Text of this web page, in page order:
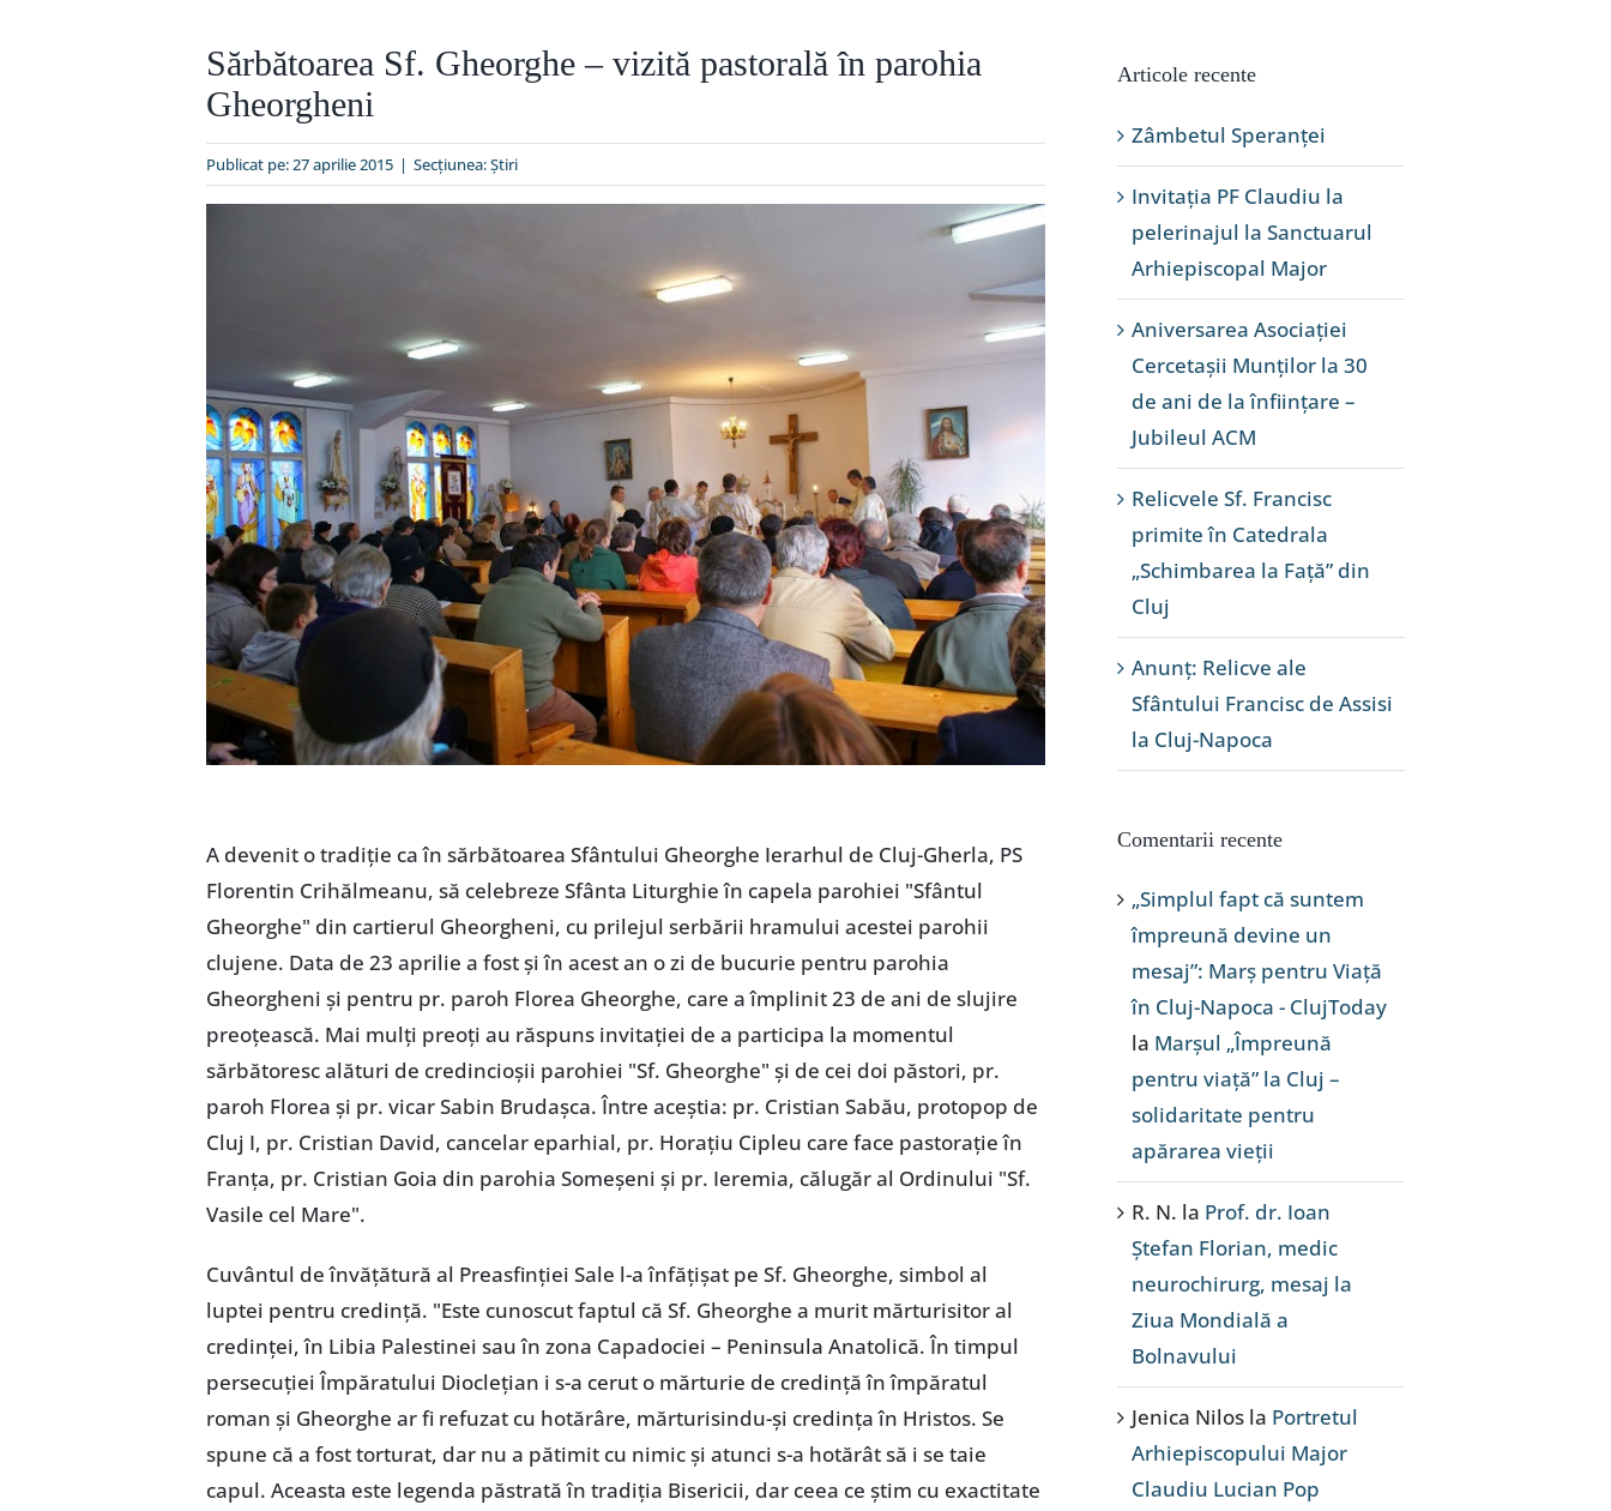
Sărbătoarea Sf. Gheorghe – vizită pastorală în parohia
Gheorgheni
Publicat pe: 27 aprilie 2015 | Secțiunea:Ştiri
A devenit o tradiţie ca în sărbătoarea Sfântului Gheorghe Ierarhul de Cluj-Gherla, PS
Florentin Crihălmeanu, să celebreze Sfânta Liturghie în capela parohiei "Sfântul
Gheorghe" din cartierul Gheorgheni, cu prilejul serbării hramului acestei parohii
clujene. Data de 23 aprilie a fost şi în acest an o zi de bucurie pentru parohia
Gheorgheni şi pentru pr. paroh Florea Gheorghe, care a împlinit 23 de ani de slujire
preoţească. Mai mulţi preoţi au răspuns invitaţiei de a participa la momentul
sărbătoresc alături de credincioşii parohiei "Sf. Gheorghe" şi de cei doi păstori, pr.
paroh Florea şi pr. vicar Sabin Brudaşca. Între aceştia: pr. Cristian Sabău, protopop de
Cluj I, pr. Cristian David, cancelar eparhial, pr. Horaţiu Cipleu care face pastoraţie în
Franţa, pr. Cristian Goia din parohia Someşeni şi pr. Ieremia, călugăr al Ordinului "Sf.
Vasile cel Mare".
Cuvântul de învăţătură al Preasfinţiei Sale l-a înfăţişat pe Sf. Gheorghe, simbol al
luptei pentru credinţă. "Este cunoscut faptul că Sf. Gheorghe a murit mărturisitor al
credinţei, în Libia Palestinei sau în zona Capadociei – Peninsula Anatolică. În timpul
persecuţiei Împăratului Diocleţian i s-a cerut o mărturie de credinţă în împăratul
roman şi Gheorghe ar fi refuzat cu hotărâre, mărturisindu-şi credinţa în Hristos. Se
spune că a fost torturat, dar nu a pătimit cu nimic şi atunci s-a hotărât să i se taie
capul. Aceasta este legenda păstrată în tradiţia Bisericii, dar ceea ce ştim cu exactitate
Articole recente
Zâmbetul Speranței
Invitația PF Claudiu la
pelerinajul la Sanctuarul
Arhiepiscopal Major
Aniversarea Asociației
Cercetașii Munților la 30
de ani de la înființare –
Jubileul ACM
Relicvele Sf. Francisc
primite în Catedrala
„Schimbarea la Față” din
Cluj
Anunț: Relicve ale
Sfântului Francisc de Assisi
la Cluj-Napoca
Comentarii recente
„Simplul fapt că suntem
împreună devine un
mesaj”: Marș pentru Viață
în Cluj-Napoca - ClujToday
la Marșul „Împreună
pentru viață” la Cluj –
solidaritate pentru
apărarea vieții
R. N. la Prof. dr. Ioan
Ștefan Florian, medic
neurochirurg, mesaj la
Ziua Mondială a
Bolnavului
Jenica Nilos la Portretul
Arhiepiscopului Major
Claudiu Lucian Pop